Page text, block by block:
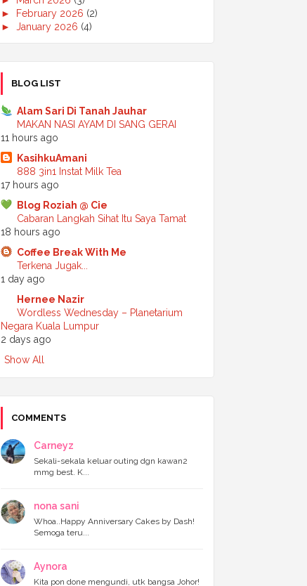
►
February 2026 (2)
► January 2026 (4)
►October 2025
►
►
August 2025 (7)
July 2025 (2)
►June 2025
May 2025
► April 2025(6)
March 2025(6)
►February 2025
► January 2025
(3)
2024
(68)
► November 2024
October 2024
► September 2024(4)
August 2024(6)
►July 2024
June 2024
May 2024 (5)
►
April 2024
►March 2024
(6)
February 2024
►January 2024
►October 2023
►
►August 2023
►July 2023(9)
►June 2023(7)
►March 2023(20)
►February 2023 (7)
January 2023(11)
►December 2022
►November 2022
BLOG LIST
Alam Sari Di Tanah Jauhar
MAKAN NASI AYAM DI SANG GERAI
11 hours ago
KasihkuAmani
888 3in1 Instat Milk Tea
17 hours ago
Blog Roziah @ Cie
Cabaran Langkah Sihat Itu Saya Tamat
18 hours ago
Coffee Break With Me
Terkena Jugak...
1 day ago
Hernee Nazir
Wordless Wednesday – Planetarium
Negara Kuala Lumpur
2 days ago
Show All
COMMENTS
Carneyz
Sekali-sekala keluar outing dgn kawan2
mmg best. K...
nona sani
Whoa..Happy Anniversary Cakes by Dash!
Semoga teru...
Aynora
Kita pon done mengundi, utk bangsa Johor!